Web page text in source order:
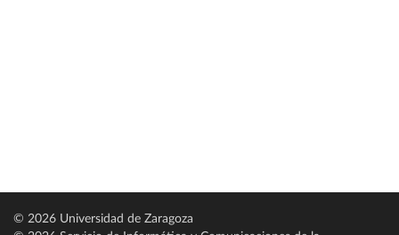
© 2026 Universidad de Zaragoza